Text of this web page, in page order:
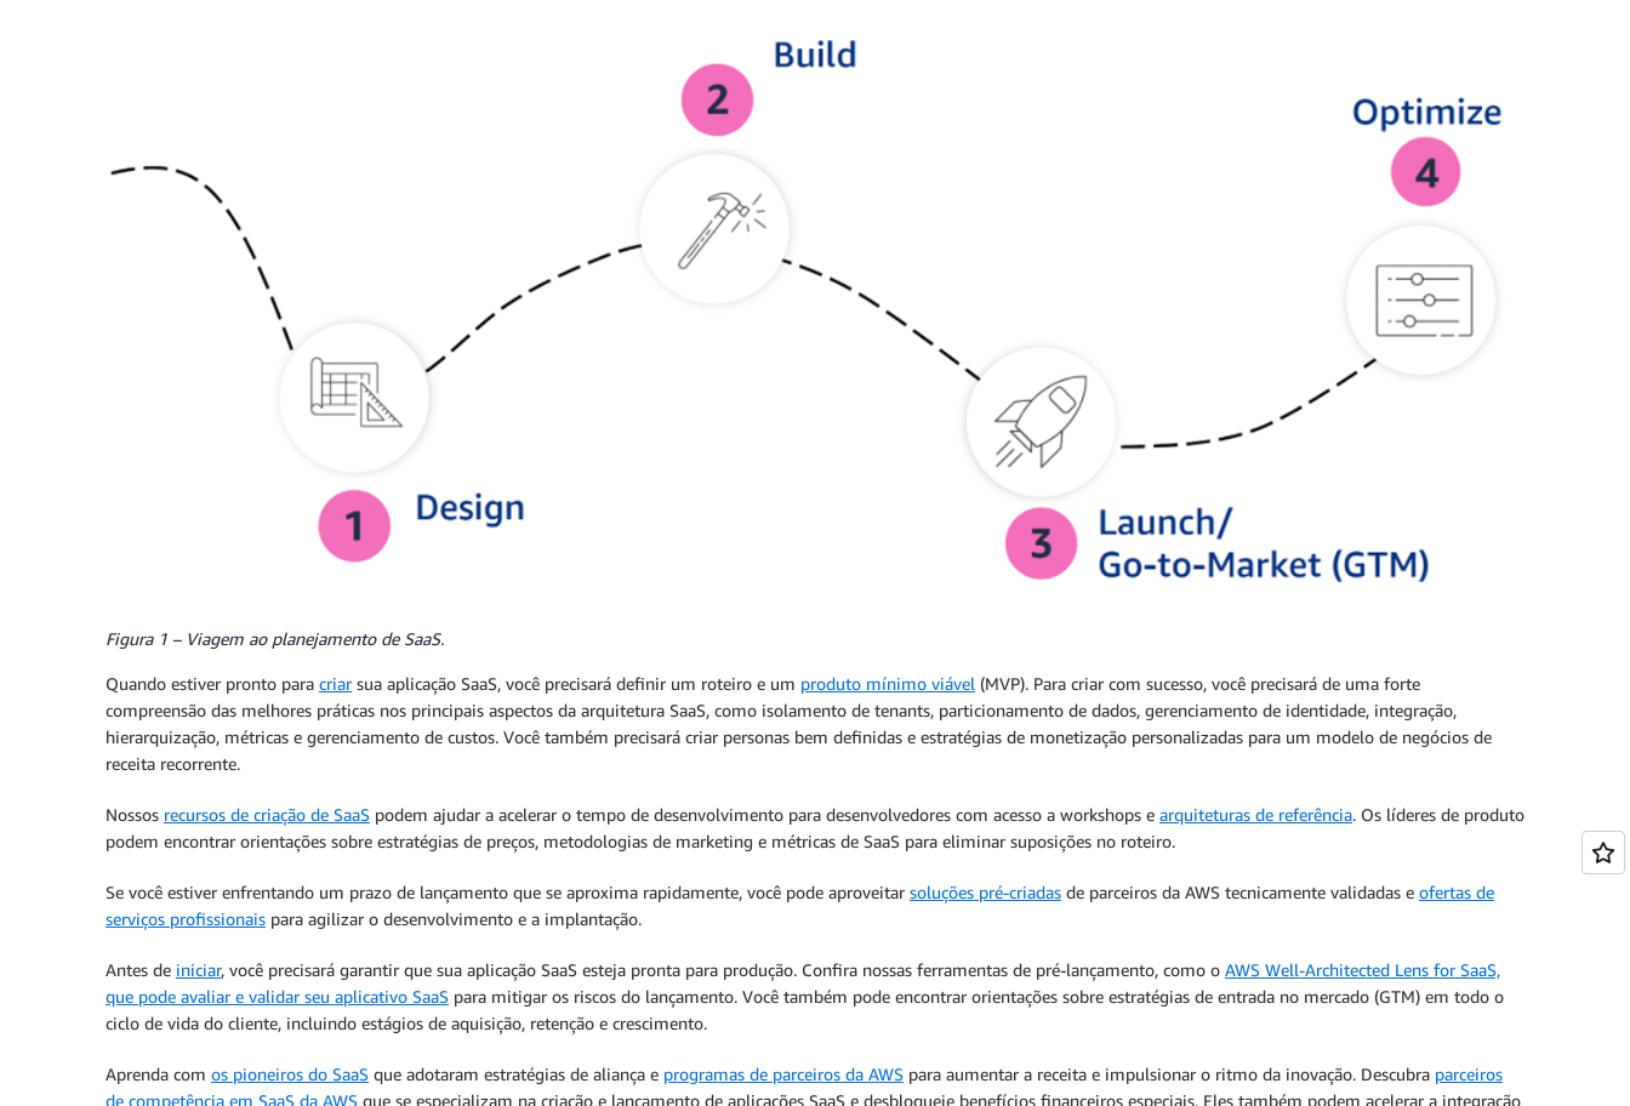
Figura 1 – Viagem ao planejamento de SaaS.
Quando estiver pronto para criarsua aplicação SaaS, você precisará definir um roteiro e um produto mínimo viável (MVP). Para criar com sucesso, você precisará de uma forte
compreensão das melhores práticas nos principais aspectos da arquitetura SaaS, como isolamento de tenants, particionamento de dados, gerenciamento de identidade, integração,
hierarquização, métricas e gerenciamento de custos. Você também precisará criar personas bem definidas e estratégias de monetização personalizadas para um modelo de negócios de
receita recorrente.
Nossos recursos de criação de SaaS podem ajudar a acelerar o tempo de desenvolvimento para desenvolvedores com acesso a workshops e arquiteturas de referência. Os líderes de produto
podem encontrar orientações sobre estratégias de preços, metodologias de marketing e métricas de SaaS para eliminar suposições no roteiro.
Se você estiver enfrentando um prazo de lançamento que se aproxima rapidamente, você pode aproveitar soluções pré-criadas de parceiros da AWS tecnicamente validadas e ofertas de
serviços profissionais para agilizar o desenvolvimento e a implantação.
Antes de iniciar, você precisará garantir que sua aplicação SaaS esteja pronta para produção. Confira nossas ferramentas de pré-lançamento, como o AWS Well-Architected Lens for SaaS,
que pode avaliar e validar seu aplicativo SaaS para mitigar os riscos do lançamento. Você também pode encontrar orientações sobre estratégias de entrada no mercado (GTM) em todo o
ciclo de vida do cliente, incluindo estágios de aquisição, retenção e crescimento.
Aprenda com os pioneiros do SaaS que adotaram estratégias de aliança e programas de parceiros da AWS para aumentar a receita e impulsionar o ritmo da inovação. Descubra parceiros
de competência em SaaS da AWS que se especializam na criação e lançamento de aplicações SaaS e desbloqueie benefícios financeiros especiais. Eles também podem acelerar a integração